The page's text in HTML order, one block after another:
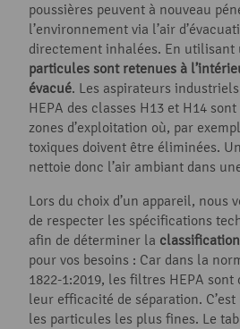
poussières peuvent à nouveau
l’environnement via l’air
directement inhalées. En utilisant
particules sont retenues à
évacué. Les aspirateurs
HEPA des classes H13 et H14
zones d’exploitation où, par
toxiques doivent être éliminées. Un
nettoie donc l’air ambiant dans
Lors du choix d’un appareil, nous
de respecter les spécifications
afin de déterminer la
pour vos besoins : Car dans la
1822-1:2019, les filtres HEPA
leur efficacité de séparation.
les particules les plus fines. Le